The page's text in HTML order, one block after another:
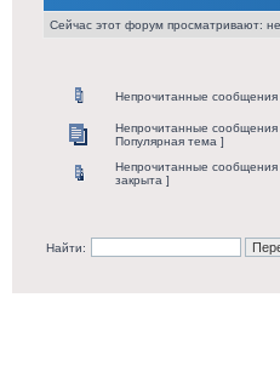
Сейчас этот форум просматривают:
Непрочитанные сообщения
Непрочитанные сообщения
Популярная тема ]
Непрочитанные сообщения
закрыта ]
Найти: